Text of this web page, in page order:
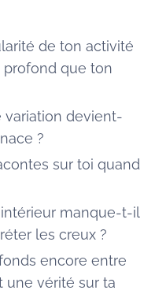
de ton activité
que ton
variation devient-
?
sur toi quand
manque-t-il
les creux ?
encore entre
une vérité sur ta